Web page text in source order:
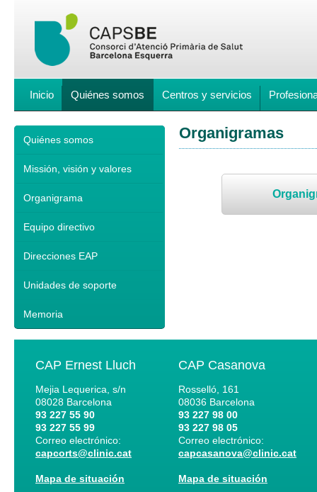
Inicio Quiénes somos Centros y servicios
Quiénes somos
Missión, visión y valores
Organigrama
Equipo directivo
Direcciones EAP
Unidades de soporte
Memoria
Organigramas
CAP Ernest Lluch
Mejia Lequerica, s/n
08028 Barcelona
93 227 55 90
93 227 55 99
Correo electrónico:
capcorts@clinic.cat
Mapa de situación
CAP Casanova
Rosselló, 161
08036 Barcelona
93 227 98 00
93 227 98 05
Correo electrónico:
capcasanova@clinic.cat
Mapa de situación